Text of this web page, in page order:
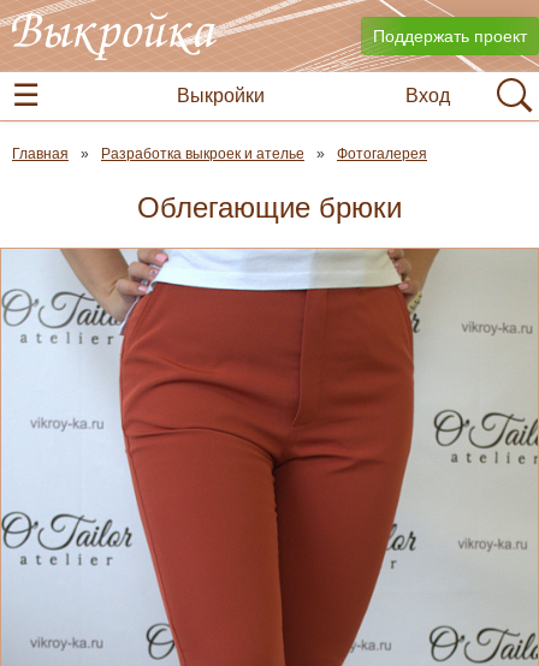
Поддержать проект
Вход
Выкройки
Главная Разработка выкроек и ателье Фотогалерея
Облегающие брюки